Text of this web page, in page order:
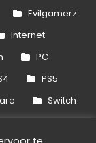
Evilgamerz
Internet
PC
PS5
Switch